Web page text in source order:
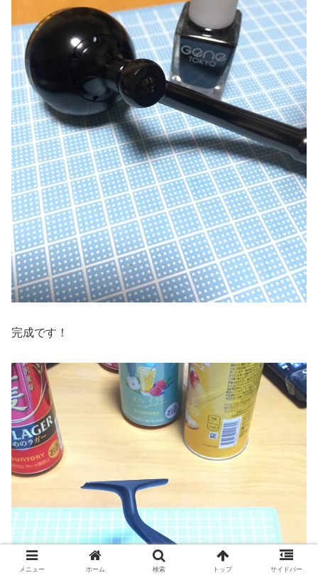
完成です！
メニュー ホーム 検索 トップ サイドバー